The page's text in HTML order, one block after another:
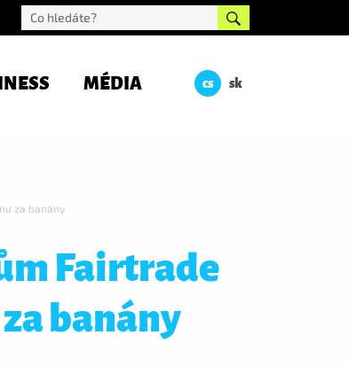
MÉDIA cs sk
za banány
Fairtrade
banány